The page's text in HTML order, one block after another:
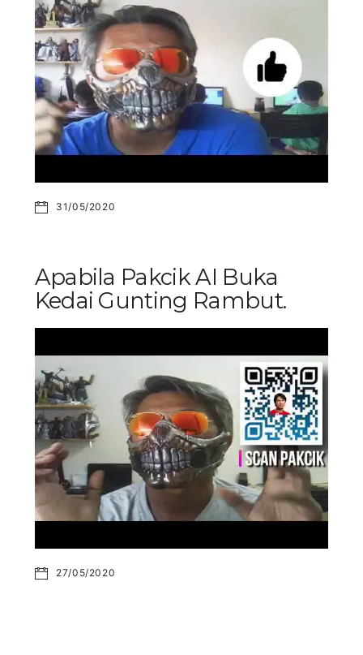
31/05/2020
Apabila Pakcik AI Buka
Kedai Gunting Rambut.
27/05/2020